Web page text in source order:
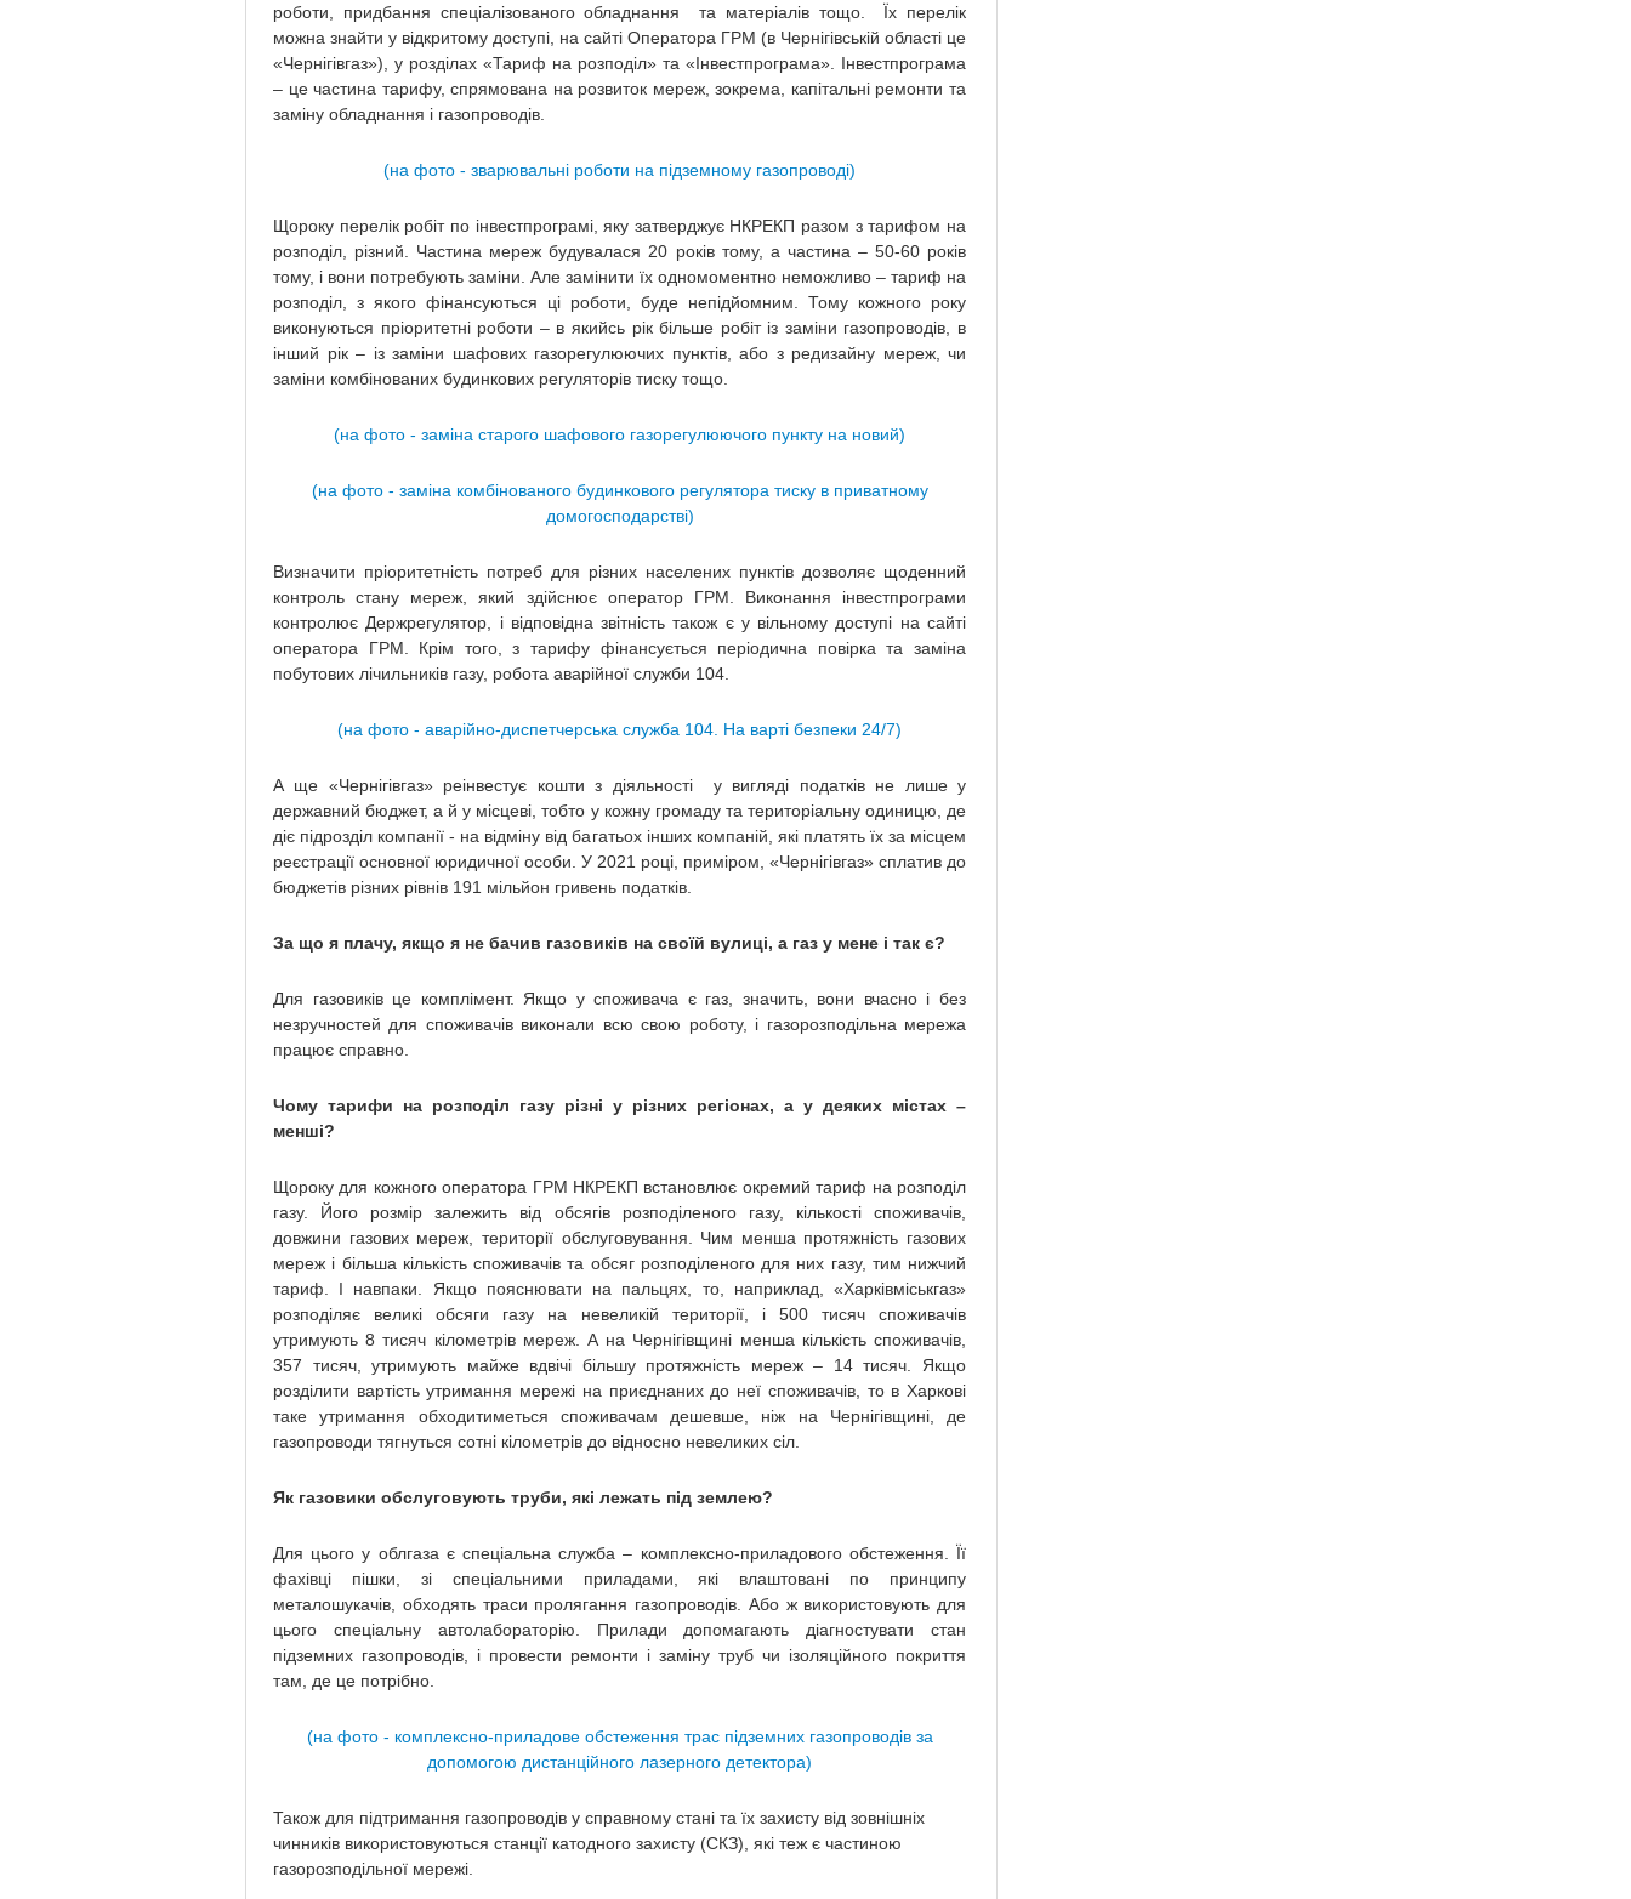
роботи, придбання спеціалізованого обладнання та матеріалів тощо. Їх перелік
можна знайти у відкритому доступі, на сайті Оператора ГРМ (в Чернігівській області це
«Чернігівгаз»), у розділах «Тариф на розподіл» та «Інвестпрограма». Інвестпрограма
– це частина тарифу, спрямована на розвиток мереж, зокрема, капітальні ремонти та
заміну обладнання і газопроводів.
(на фото - зварювальні роботи на підземному газопроводі)
Щороку перелік робіт по інвестпрограмі, яку затверджує НКРЕКП разом з тарифом на
розподіл, різний. Частина мереж будувалася 20 років тому, а частина – 50-60 років
тому, і вони потребують заміни. Але замінити їх одномоментно неможливо – тариф на
розподіл, з якого фінансуються ці роботи, буде непідйомним. Тому кожного року
виконуються пріоритетні роботи – в якийсь рік більше робіт із заміни газопроводів, в
інший рік – із заміни шафових газорегулюючих пунктів, або з редизайну мереж, чи
заміни комбінованих будинкових регуляторів тиску тощо.
(на фото - заміна старого шафового газорегулюючого пункту на новий)
(на фото - заміна комбінованого будинкового регулятора тиску в приватному
домогосподарстві)
Визначити пріоритетність потреб для різних населених пунктів дозволяє щоденний
контроль стану мереж, який здійснює оператор ГРМ. Виконання інвестпрограми
контролює Держрегулятор, і відповідна звітність також є у вільному доступі на сайті
оператора ГРМ. Крім того, з тарифу фінансується періодична повірка та заміна
побутових лічильників газу, робота аварійної служби 104.
(на фото - аварійно-диспетчерська служба 104. На варті безпеки 24/7)
А ще «Чернігівгаз» реінвестує кошти з діяльності у вигляді податків не лише у
державний бюджет, а й у місцеві, тобто у кожну громаду та територіальну одиницю, де
діє підрозділ компанії - на відміну від багатьох інших компаній, які платять їх за місцем
реєстрації основної юридичної особи. У 2021 році, приміром, «Чернігівгаз» сплатив до
бюджетів різних рівнів 191 мільйон гривень податків.
За що я плачу, якщо я не бачив газовиків на своїй вулиці, а газ у мене і так є?
Для газовиків це комплімент. Якщо у споживача є газ, значить, вони вчасно і без
незручностей для споживачів виконали всю свою роботу, і газорозподільна мережа
працює справно.
Чому тарифи на розподіл газу різні у різних регіонах, а у деяких містах –
менші?
Щороку для кожного оператора ГРМ НКРЕКП встановлює окремий тариф на розподіл
газу. Його розмір залежить від обсягів розподіленого газу, кількості споживачів,
довжини газових мереж, території обслуговування. Чим менша протяжність газових
мереж і більша кількість споживачів та обсяг розподіленого для них газу, тим нижчий
тариф. І навпаки. Якщо пояснювати на пальцях, то, наприклад, «Харківміськгаз»
розподіляє великі обсяги газу на невеликій території, і 500 тисяч споживачів
утримують 8 тисяч кілометрів мереж. А на Чернігівщині менша кількість споживачів,
357 тисяч, утримують майже вдвічі більшу протяжність мереж – 14 тисяч. Якщо
розділити вартість утримання мережі на приєднаних до неї споживачів, то в Харкові
таке утримання обходитиметься споживачам дешевше, ніж на Чернігівщині, де
газопроводи тягнуться сотні кілометрів до відносно невеликих сіл.
Як газовики обслуговують труби, які лежать під землею?
Для цього у облгаза є спеціальна служба – комплексно-приладового обстеження. Її
фахівці пішки, зі спеціальними приладами, які влаштовані по принципу
металошукачів, обходять траси пролягання газопроводів. Або ж використовують для
цього спеціальну автолабораторію. Прилади допомагають діагностувати стан
підземних газопроводів, і провести ремонти і заміну труб чи ізоляційного покриття
там, де це потрібно.
(на фото - комплексно-приладове обстеження трас підземних газопроводів за
допомогою дистанційного лазерного детектора)
Також для підтримання газопроводів у справному стані та їх захисту від зовнішніх
чинників використовуються станції катодного захисту (СКЗ), які теж є частиною
газорозподільної мережі.